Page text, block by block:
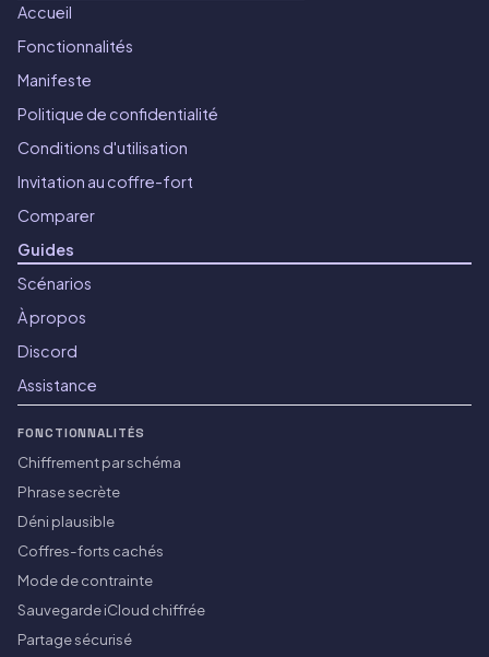
Accueil
Fonctionnalités
Manifeste
Politique de confidentialité
Conditions d'utilisation
Invitation au coffre-fort
Comparer
Guides
Scénarios
À propos
Discord
Assistance
FONCTIONNALITÉS
Chiffrement par schéma
Phrase secrète
Déni plausible
Coffres-forts cachés
Mode de contrainte
Sauvegarde iCloud chiffrée
Partage sécurisé